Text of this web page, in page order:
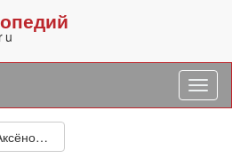
Аксёнова Людмила Александровна